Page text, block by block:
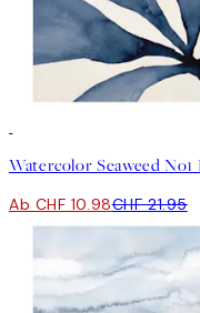
Watercolor Seaweed No1
Ab CHF 10.98CHF 21.95